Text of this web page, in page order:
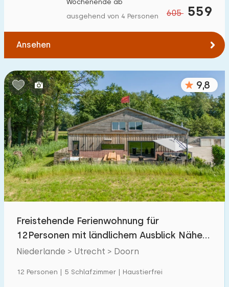
1 2
Zu öffentlichen Verkehrsmitteln
0,2 0,5 1 2 5
Unterkunft
Nicht im Ferienpark 109
Im Ferienpark 392
Einfamilienhaus
Ferienbauernhof
Villa
605 559
Wochenende ab
ausgehend von 4 Personen
Ansehen
9,8
Freistehende Ferienwohnung für
12Personen mit ländlichem Ausblick Nähe
Utrechtse Heuvelrug
Niederlande > Utrecht > Doorn
12 Personen | 5 Schlafzimmer | Haustierfrei